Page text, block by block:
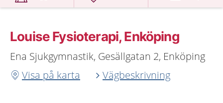
Louise Fysioterapi, Enköping
Ena Sjukgymnastik, Gesällgatan 2, Enköping
Visa på karta
Vägbeskrivning